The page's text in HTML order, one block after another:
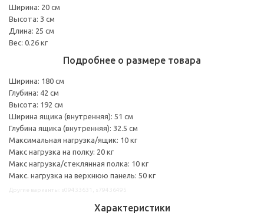
Ширина: 20 см
Высота: 3 см
Длина: 25 см
Вес: 0.26 кг
Подробнее о размере товара
Ширина: 180 см
Глубина: 42 см
Высота: 192 см
Ширина ящика (внутренняя): 51 см
Глубина ящика (внутренняя): 32.5 см
Максимальная нагрузка/ящик: 10 кг
Макс нагрузка на полку: 20 кг
Макс нагрузка/стеклянная полка: 10 кг
Макс. нагрузка на верхнюю панель: 50 кг
Характеристики